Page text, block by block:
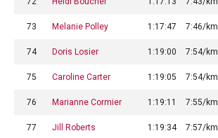
73 Melanie Polley 1:17:47 7:46/km
74 Doris Losier 1:19:00 7:54/km
75 Caroline Carter 1:19:05 7:54/km
76 Marianne Cormier 1:19:11 7:55/km
77 Jill Roberts 1:19:34 7:57/km